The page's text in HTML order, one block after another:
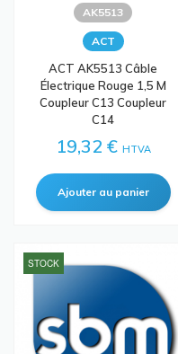
AK5513
ACT
ACT AK5513 Câble
Électrique Rouge 1,5 M
Coupleur C13 Coupleur
C14
19,32 € HTVA
STOCK